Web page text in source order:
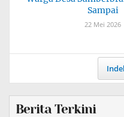
Sampai
22 Mei 2026
Berita Terkini